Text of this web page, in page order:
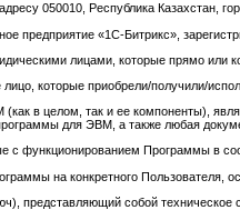
050010, Республика Казахстан,
предприятие «1С-Битрикс»,
лицами, которые прямо или
которые приобрели/получили/
в целом, так и ее компоненты),
для ЭВМ, а также любая
с функционированием Программы в
на конкретного Пользователя,
представляющий собой